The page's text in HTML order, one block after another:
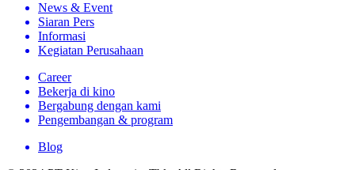
News & Event
Siaran Pers
Informasi
Kegiatan Perusahaan
Career
Bekerja di kino
Bergabung dengan kami
Pengembangan & program
Blog